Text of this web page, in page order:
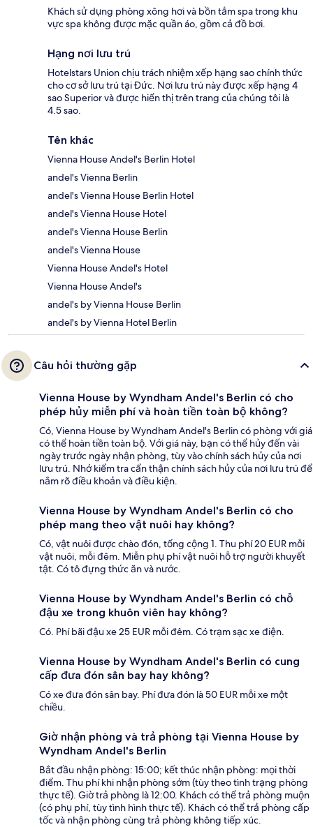
Khách sử dụng phòng xông hơi và bồn tắm spa trong khu
vực spa không được mặc quần áo, gồm cả đồ bơi.
Hạng nơi lưu trú
Hotelstars Union chịu trách nhiệm xếp hạng sao chính thức
cho cơ sở lưu trú tại Đức. Nơi lưu trú này được xếp hạng 4
sao Superior và được hiển thị trên trang của chúng tôi là
4.5 sao.
Tên khác
Vienna House Andel's Berlin Hotel
andel's Vienna Berlin
andel's Vienna House Berlin Hotel
andel's Vienna House Hotel
andel's Vienna House Berlin
andel's Vienna House
Vienna House Andel's Hotel
Vienna House Andel's
andel's by Vienna House Berlin
andel's by Vienna Hotel Berlin
Câu hỏi thường gặp
Vienna House by Wyndham Andel's Berlin có cho
phép hủy miễn phí và hoàn tiền toàn bộ không?
Có, Vienna House by Wyndham Andel's Berlin có phòng với giá
có thể hoàn tiền toàn bộ. Với giá này, bạn có thể hủy đến vài
ngày trước ngày nhận phòng, tùy vào chính sách hủy của nơi
lưu trú. Nhớ kiểm tra cẩn thận chính sách hủy của nơi lưu trú để
nắm rõ điều khoản và điều kiện.
Vienna House by Wyndham Andel's Berlin có cho
phép mang theo vật nuôi hay không?
Có, vật nuôi được chào đón, tổng cộng 1. Thu phí 20 EUR mỗi
vật nuôi, mỗi đêm. Miễn phụ phí vật nuôi hỗ trợ người khuyết
tật. Có tô đựng thức ăn và nước.
Vienna House by Wyndham Andel's Berlin có chỗ
đậu xe trong khuôn viên hay không?
Có. Phí bãi đậu xe 25 EUR mỗi đêm. Có trạm sạc xe điện.
Vienna House by Wyndham Andel's Berlin có cung
cấp đưa đón sân bay hay không?
Có xe đưa đón sân bay. Phí đưa đón là 50 EUR mỗi xe một
chiều.
Giờ nhận phòng và trả phòng tại Vienna House by
Wyndham Andel's Berlin
Bắt đầu nhận phòng: 15:00; kết thúc nhận phòng: mọi thời
điểm. Thu phí khi nhận phòng sớm (tùy theo tình trạng phòng
thực tế). Giờ trả phòng là 12:00. Khách có thể trả phòng muộn
(có phụ phí, tùy tình hình thực tế). Khách có thể trả phòng cấp
tốc và nhận phòng cùng trả phòng không tiếp xúc.